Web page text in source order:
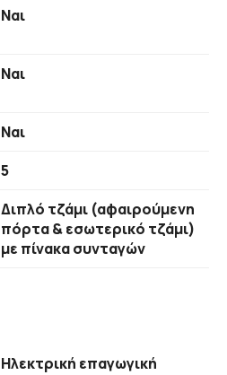
Ναι
Ναι
Ναι
5
Διπλό τζάμι (αφαιρούμενη
πόρτα & εσωτερικό τζάμι)
με πίνακα συνταγών
Ηλεκτρική επαγωγική